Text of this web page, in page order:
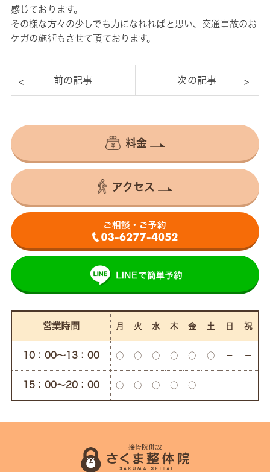
感じております。
その様な方々の少しでも力になれればと思い、交通事故のお
ケガの施術もさせて頂ております。
料金
アクセス
営業時間 月 火 水 木 金 土 日 祝
10：00〜13：00 ○ ○ ○ ○ ○ ○ － －
15：00〜20：00 ○ ○ ○ ○ ○ － － －